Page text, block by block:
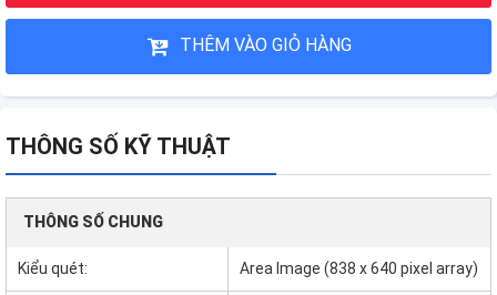
THÊM VÀO GIỎ HÀNG
THÔNG SỐ KỸ THUẬT
THÔNG SỐ CHUNG
Kiểu quét: Area Image (838 x 640 pixel array)